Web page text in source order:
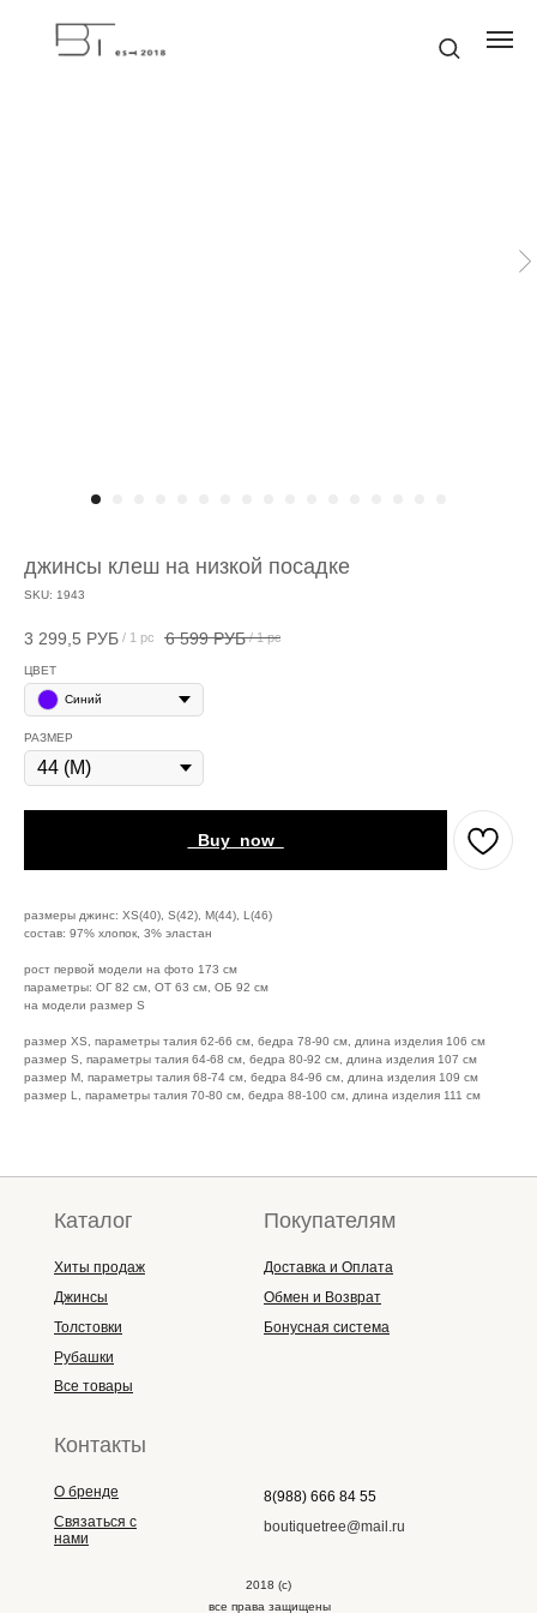
джинсы клеш на низкой посадке
SKU: 1943
3 299,5 РУБ / 1 pc 6 599 РУБ / 1 pc
ЦВЕТ
Синий
РАЗМЕР
_Buy_now_
размеры джинс: XS(40), S(42), M(44), L(46)
состав: 97% хлопок, 3% эластан
рост первой модели на фото 173 см
параметры: ОГ 82 см, ОТ 63 см, ОБ 92 см
на модели размер S
размер XS, параметры талия 62-66 см, бедра 78-90 см, длина изделия 106 см
размер S, параметры талия 64-68 см, бедра 80-92 см, длина изделия 107 см
размер М, параметры талия 68-74 см, бедра 84-96 см, длина изделия 109 см
размер L, параметры талия 70-80 см, бедра 88-100 см, длина изделия 111 см
8(988) 666 84 55
boutiquetree@mail.ru
2018 (с)
все права защищены
Каталог
Хиты продаж
Джинсы
Толстовки
Рубашки
Все товары
Доставка и Оплата
Обмен и Возврат
Бонусная система
О бренде
Связаться с
нами
Покупателям
Контакты